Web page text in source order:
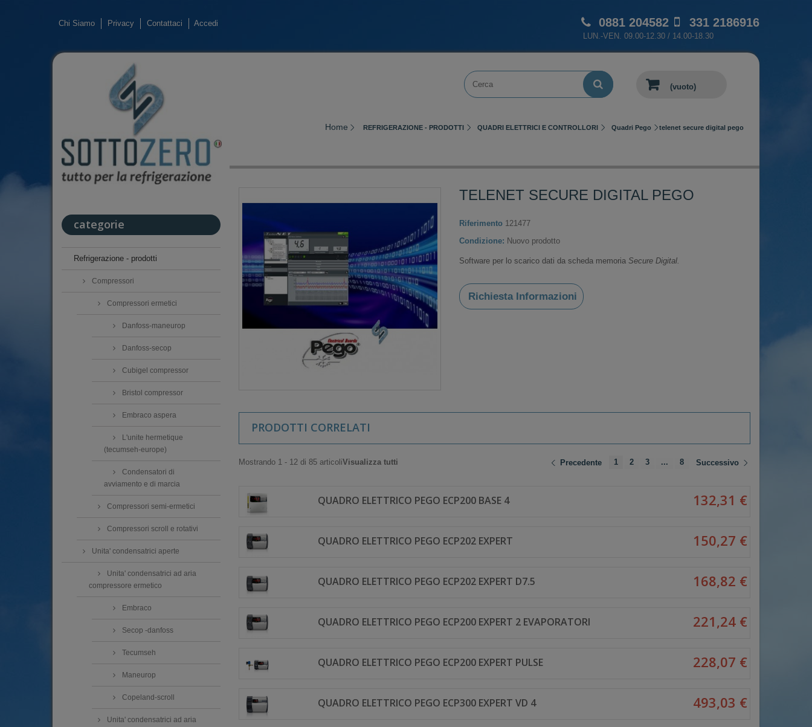
Chi Siamo Privacy Contattaci 0881 204582 331 2186916
LUN.-VEN. 09.00-12.30 / 14.00-18.30
Accedi
categorie
Refrigerazione - prodotti
Compressori
Compressori ermetici
Danfoss-maneurop
Danfoss-secop
Cubigel compressor
Bristol compressor
Embraco aspera
L'unite hermetique
(tecumseh-europe)
Condensatori di
avviamento e di marcia
Compressori semi-ermetici
Compressori scroll e rotativi
Unita' condensatrici aperte
Unita' condensatrici ad aria
compressore ermetico
Embraco
Secop -danfoss
Tecumseh
Maneurop
Copeland-scroll
Unita' condensatrici ad aria
(vuoto)
Home REFRIGERAZIONE - PRODOTTI QUADRI ELETTRICI E CONTROLLORI Quadri Pego telenet secure digital pego
TELENET SECURE DIGITAL PEGO
Riferimento 121477
Condizione: Nuovo prodotto
Software per lo scarico dati da scheda memoriaSecure Digital.
Richiesta Informazioni
PRODOTTI CORRELATI
Precedente 1 2 3 ... 8 Successivo
Mostrando 1 - 12 di 85 articoliVisualizza tutti
QUADRO ELETTRICO PEGO ECP200 BASE 4 132,31 €
QUADRO ELETTRICO PEGO ECP202 EXPERT 150,27 €
QUADRO ELETTRICO PEGO ECP202 EXPERT D7.5 168,82 €
QUADRO ELETTRICO PEGO ECP200 EXPERT 2 EVAPORATORI 221,24 €
QUADRO ELETTRICO PEGO ECP200 EXPERT PULSE 228,07 €
QUADRO ELETTRICO PEGO ECP300 EXPERT VD 4 493,03 €